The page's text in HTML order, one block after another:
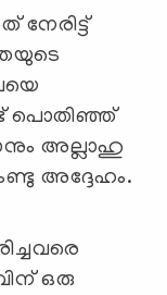
നേരിട്ട്
പൊതിഞ്ഞ്
അല്ലാഹു
അദ്ദേഹം.
ഒരു